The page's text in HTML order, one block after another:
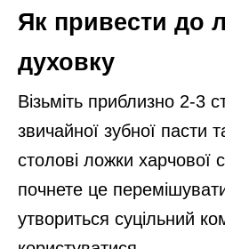
Як привести до
духовку
Візьміть приблизно 2-3
звичайної зубної пасти
столові ложки харчової
почнете це
утвориться суцільний